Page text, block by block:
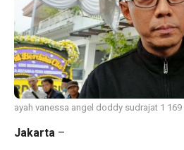
ayah vanessa angel doddy sudrajat 1 169
Jakarta –